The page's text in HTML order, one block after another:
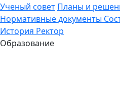
Ученый совет Планы и
Нормативные документы
История Ректор
Образование